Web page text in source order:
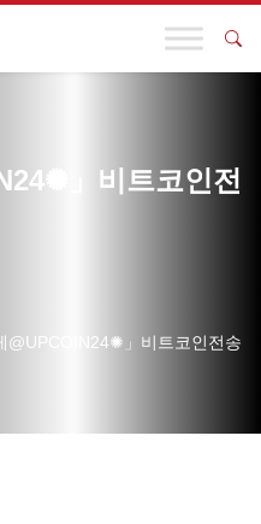
」비트코인전
@UPCOIN24✺」비트코인전송